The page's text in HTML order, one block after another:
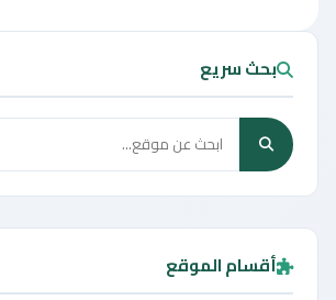
بحث سريع
أقسام الموقع